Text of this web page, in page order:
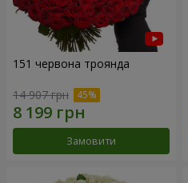
151 червона троянда
14 907 грн
Замовити